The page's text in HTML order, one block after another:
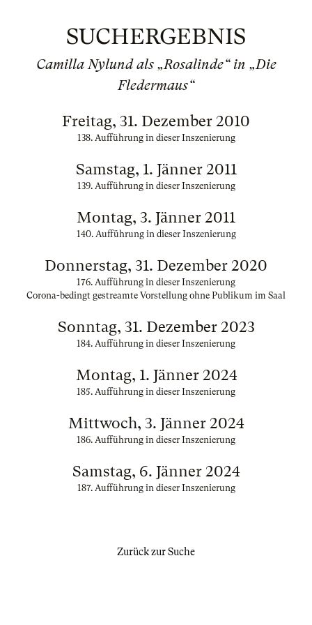
SUCHERGEBNIS
Camilla Nylund als „Rosalinde“ in „Die
Fledermaus“
Freitag, 31. Dezember 2010
138. Aufführung in dieser Inszenierung
Samstag, 1. Jänner 2011
139. Aufführung in dieser Inszenierung
Montag, 3. Jänner 2011
140. Aufführung in dieser Inszenierung
Donnerstag, 31. Dezember 2020
176. Aufführung in dieser Inszenierung
Corona-bedingt gestreamte Vorstellung ohne Publikum im Saal
Sonntag, 31. Dezember 2023
184. Aufführung in dieser Inszenierung
Montag, 1. Jänner 2024
185. Aufführung in dieser Inszenierung
Mittwoch, 3. Jänner 2024
186. Aufführung in dieser Inszenierung
Samstag, 6. Jänner 2024
187. Aufführung in dieser Inszenierung
Zurück zur Suche